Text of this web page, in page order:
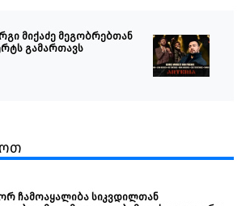
მიქაძე მეგობრებთან
გამართავს
ჩამოაყალიბა სიკვდილთან